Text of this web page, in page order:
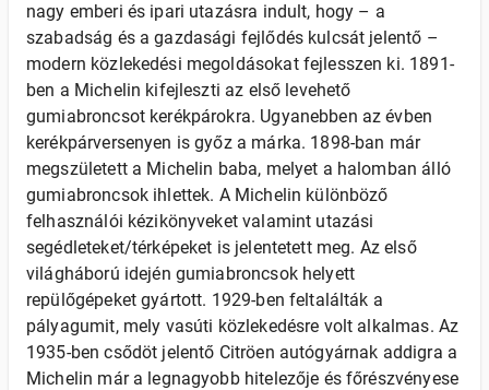
nagy emberi és ipari utazásra indult, hogy – a
szabadság és a gazdasági fejlődés kulcsát jelentő –
modern közlekedési megoldásokat fejlesszen ki. 1891-
ben a Michelin kifejleszti az első levehető
gumiabroncsot kerékpárokra. Ugyanebben az évben
kerékpárversenyen is győz a márka. 1898-ban már
megszületett a Michelin baba, melyet a halomban álló
gumiabroncsok ihlettek. A Michelin különböző
felhasználói kézikönyveket valamint utazási
segédleteket/térképeket is jelentetett meg. Az első
világháború idején gumiabroncsok helyett
repülőgépeket gyártott. 1929-ben feltalálták a
pályagumit, mely vasúti közlekedésre volt alkalmas. Az
1935-ben csődöt jelentő Citröen autógyárnak addigra a
Michelin már a legnagyobb hitelezője és főrészvényese